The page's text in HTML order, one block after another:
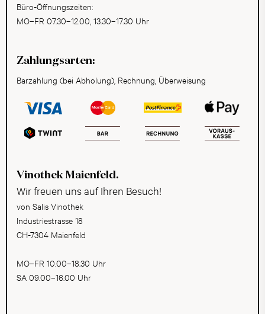
Büro-Öffnungszeiten:
MO–FR 07.30–12.00, 13.30–17.30 Uhr
Zahlungsarten:
Barzahlung (bei Abholung), Rechnung, Überweisung
Vinothek Maienfeld.
Wir freuen uns auf Ihren Besuch!
von Salis Vinothek
Industriestrasse 18
CH-7304 Maienfeld
MO–FR 10.00–18.30 Uhr
SA 09.00–16.00 Uhr